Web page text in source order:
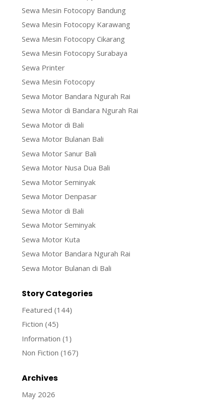
Sewa Mesin Fotocopy Bandung
Sewa Mesin Fotocopy Karawang
Sewa Mesin Fotocopy Cikarang
Sewa Mesin Fotocopy Surabaya
Sewa Printer
Sewa Mesin Fotocopy
Sewa Motor Bandara Ngurah Rai
Sewa Motor di Bandara Ngurah Rai
Sewa Motor di Bali
Sewa Motor Bulanan Bali
Sewa Motor Sanur Bali
Sewa Motor Nusa Dua Bali
Sewa Motor Seminyak
Sewa Motor Denpasar
Sewa Motor di Bali
Sewa Motor Seminyak
Sewa Motor Kuta
Sewa Motor Bandara Ngurah Rai
Sewa Motor Bulanan di Bali
Story Categories
Featured (144)
Fiction (45)
Information (1)
Non Fiction (167)
Archives
May 2026